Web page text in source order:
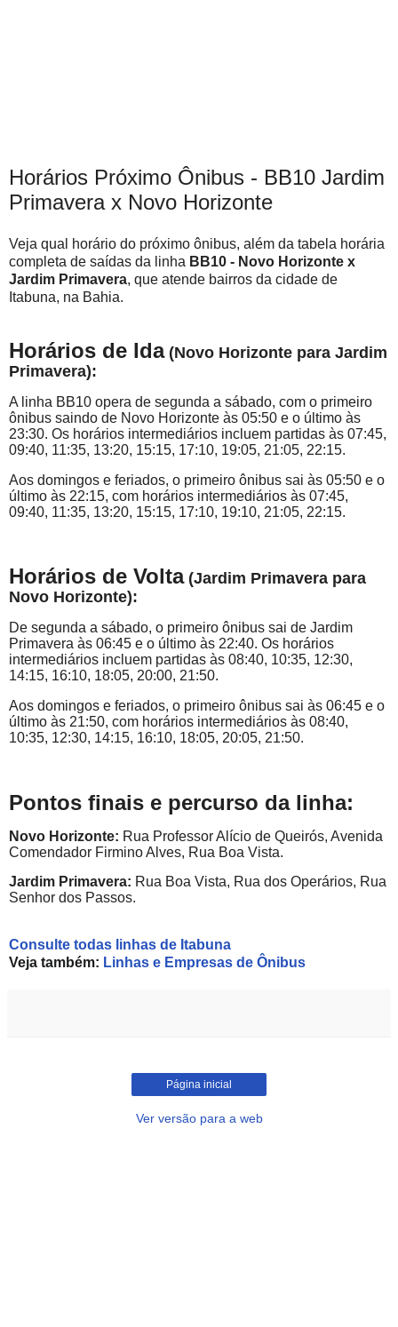
Horários Próximo Ônibus - BB10 Jardim
Primavera x Novo Horizonte
Veja qual horário do próximo ônibus, além da tabela horária
completa de saídas da linha BB10 - Novo Horizonte x
Jardim Primavera, que atende bairros da cidade de
Itabuna, na Bahia.
Horários de Ida(Novo Horizonte para Jardim
Primavera):
A linha BB10 opera de segunda a sábado, com o primeiro
ônibus saindo de Novo Horizonte às 05:50 e o último às
23:30. Os horários intermediários incluem partidas às 07:45,
09:40, 11:35, 13:20, 15:15, 17:10, 19:05, 21:05, 22:15.
Aos domingos e feriados, o primeiro ônibus sai às 05:50 e o
último às 22:15, com horários intermediários às 07:45,
09:40, 11:35, 13:20, 15:15, 17:10, 19:10, 21:05, 22:15.
Horários de Volta(Jardim Primavera para
Novo Horizonte):
De segunda a sábado, o primeiro ônibus sai de Jardim
Primavera às 06:45 e o último às 22:40. Os horários
intermediários incluem partidas às 08:40, 10:35, 12:30,
14:15, 16:10, 18:05, 20:00, 21:50.
Aos domingos e feriados, o primeiro ônibus sai às 06:45 e o
último às 21:50, com horários intermediários às 08:40,
10:35, 12:30, 14:15, 16:10, 18:05, 20:05, 21:50.
Pontos finais e percurso da linha:
Novo Horizonte: Rua Professor Alício de Queirós, Avenida
Comendador Firmino Alves, Rua Boa Vista.
Jardim Primavera: Rua Boa Vista, Rua dos Operários, Rua
Senhor dos Passos.
Consulte todas linhas de Itabuna
Veja também: Linhas e Empresas de Ônibus
Página inicial
Ver versão para a web